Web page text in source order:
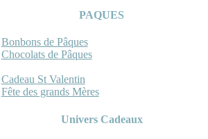
PAQUES
Bonbons de Pâques
Chocolats de Pâques
Cadeau St Valentin
Fête des grands Mères
Univers Cadeaux